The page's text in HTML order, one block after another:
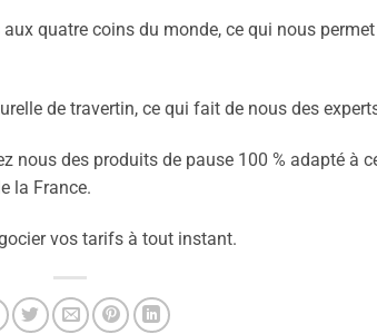
quatre coins du monde, ce qui nous permet
de travertin, ce qui fait de nous des
nous des produits de pause 100 % adapté à
la France.
vos tarifs à tout instant.